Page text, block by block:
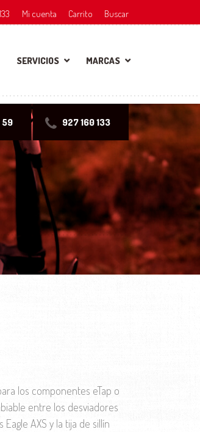
Mi cuenta Carrito Buscar
SERVICIOS MARCAS
59 927 160 133
63.00€.
los componentes eTap o
entre los desviadores
AXS y la tija de sillín